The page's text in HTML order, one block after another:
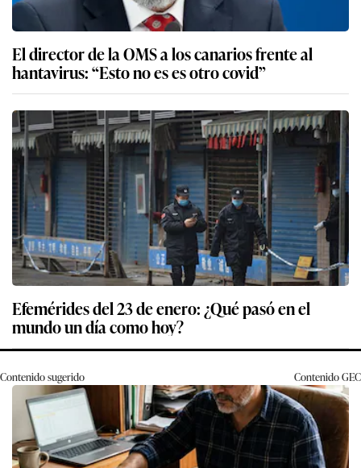
El director de la OMS a los canarios frente al
hantavirus: “Esto no es es otro covid”
Efemérides del 23 de enero: ¿Qué pasó en el
mundo un día como hoy?
Contenido sugerido ContenidoGEC